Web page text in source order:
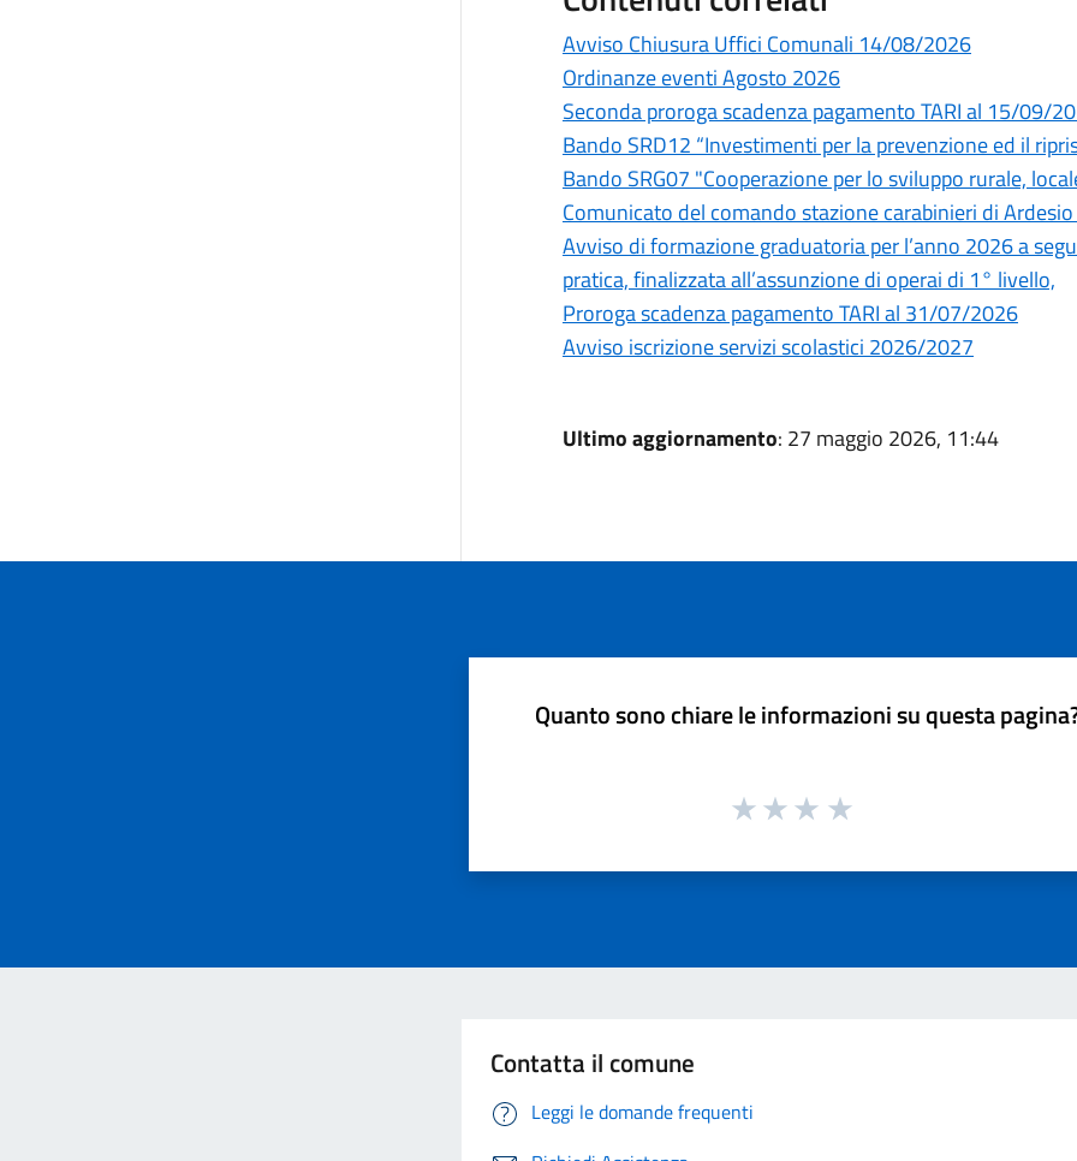
Avviso Chiusura Uffici Comunali 14/08/2026
Ordinanze eventi Agosto 2026
Seconda proroga scadenza pagamento TARI al 15/09/
Bando SRD12 “Investimenti per la prevenzione ed il
Bando SRG07 "Cooperazione per lo sviluppo rurale,
Comunicato del comando stazione carabinieri di
Avviso di formazione graduatoria per l’anno 2026 a
pratica, finalizzata all’assunzione di operai di 1° livello,
Proroga scadenza pagamento TARI al 31/07/2026
Avviso iscrizione servizi scolastici 2026/2027
Ultimo aggiornamento: 27 maggio 2026, 11:44
Quanto sono chiare le informazioni su questa
Contatta il comune
Leggi le domande frequenti